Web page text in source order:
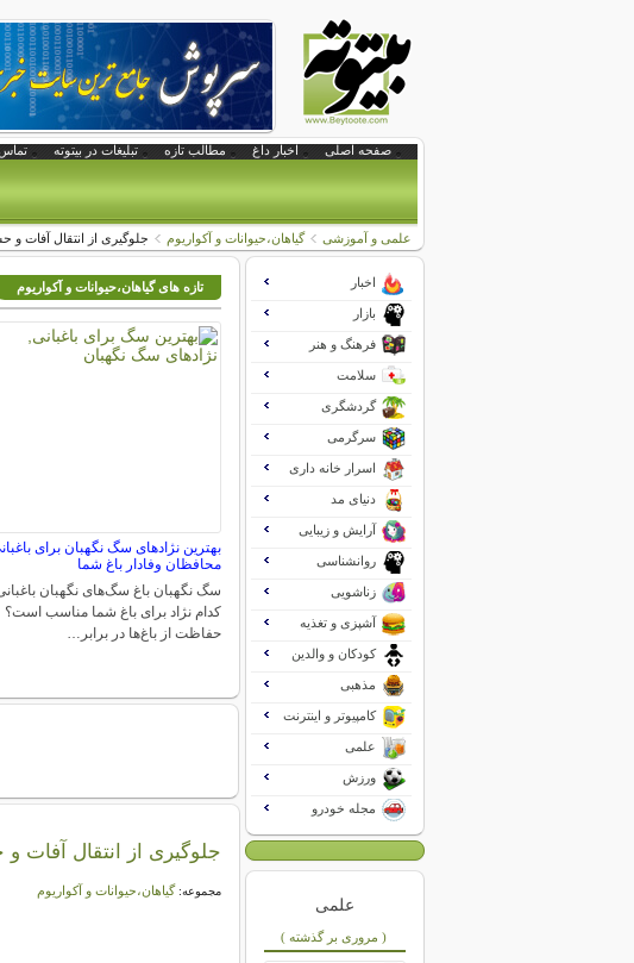
صفحه اصلی اخبار داغ مطالب تازه تبلیغات در بیتوته تماس
علمی و آموزشی گیاهان،حیوانات و آکواریوم جلوگیری از انتقال آفات
تازه های گیاهان،حیوانات و آکواریوم
بهترین نژادهای سگ نگهبان برای
محافظان وفادار باغ شما
سگ نگهبان باغ سگ‌های نگهبان
کدام نژاد برای باغ شما مناسب است؟
حفاظت از باغ‌ها در برابر…
جلوگیری از انتقال آفات
مجموعه:گیاهان،حیوانات و آکواریوم
اخبار
بازار
فرهنگ و هنر
سلامت
گردشگری
سرگرمی
اسرار خانه داری
دنیای مد
آرایش و زیبایی
روانشناسی
زناشویی
آشپزی و تغذیه
کودکان و والدین
مذهبی
کامپیوتر و اینترنت
علمی
ورزش
مجله خودرو
علمی
( مروری بر گذشته )